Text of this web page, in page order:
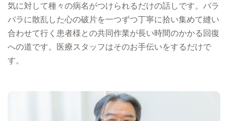
気に対して種々の病名がつけられるだけの話しです。バラ
バラに散乱した心の破片を一つずつ丁寧に拾い集めて縫い
合わせて行く患者様との共同作業が長い時間のかかる回復
への道です。医療スタッフはそのお手伝いをするだけで
す。